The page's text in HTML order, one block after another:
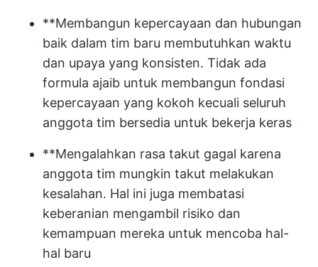
**Membangun kepercayaan dan hubungan
baik dalam tim baru membutuhkan waktu
dan upaya yang konsisten. Tidak ada
formula ajaib untuk membangun fondasi
kepercayaan yang kokoh kecuali seluruh
anggota tim bersedia untuk bekerja keras
**Mengalahkan rasa takut gagal karena
anggota tim mungkin takut melakukan
kesalahan. Hal ini juga membatasi
keberanian mengambil risiko dan
kemampuan mereka untuk mencoba hal-
hal baru